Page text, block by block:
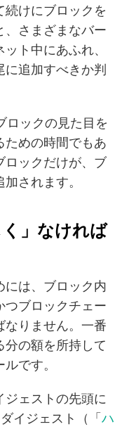
続けにブロックを
、さまざまなバー
ト中にあふれ、
追加すべきか判
ロックの見た目を
ための時間でもあ
ロックだけが、ブ
されます。
」なければ
には、ブロック内
つブロックチェー
なりません。一番
の額を所持して
です。
ジェストの先頭に
イジェスト（「 ハ